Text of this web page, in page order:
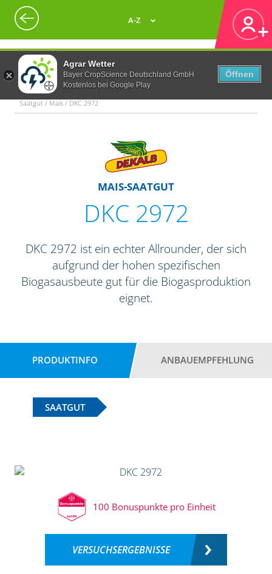
Agrar Wetter
Bayer CropScience Deutschland GmbH
Kostenlos bei Google Play
Öffnen
A-Z
Saatgut / Mais / DKC 2972
MAIS-SAATGUT
DKC 2972
DKC 2972 ist ein echter Allrounder, der sich
aufgrund der hohen spezifischen
Biogasausbeute gut für die Biogasproduktion
eignet.
PRODUKTINFO ANBAUEMPFEHLUNG
SAATGUT
100 Bonuspunkte pro Einheit
VERSUCHSERGEBNISSE